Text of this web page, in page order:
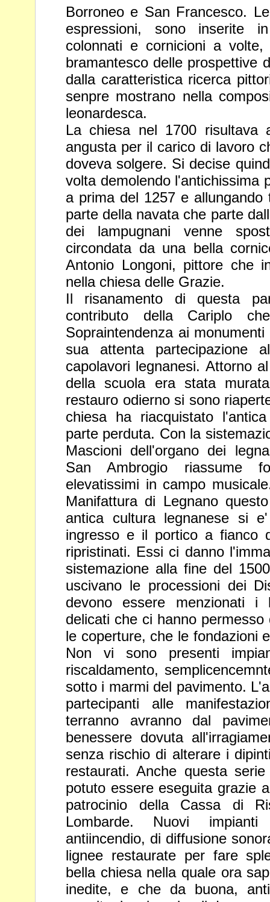
Borroneo e San Francesco.
espressioni, sono inserite
colonnati e cornicioni a
bramantesco delle prospettive
dalla caratteristica ricerca
senpre mostrano nella
leonardesca.
La chiesa nel 1700 risultava
angusta per il carico di lavoro
doveva solgere. Si decise
volta demolendo l'antichissima
a prima del 1257 e
parte della navata che parte
dei lampugnani venne
circondata da una bella
Antonio Longoni, pittore che
nella chiesa delle Grazie.
Il risanamento di questa
contributo della Cariplo
Sopraintendenza ai
sua attenta partecipazione
capolavori legnanesi. Attorno
della scuola era stata
restauro odierno si sono
chiesa ha riacquistato
parte perduta. Con la
Mascioni dell'organo dei
San Ambrogio riassume
elevatissimi in campo
Manifattura di Legnano
antica cultura legnanese si
ingresso e il portico a fianco
ripristinati. Essi ci danno
sistemazione alla fine del
uscivano le processioni dei
devono essere menzionati i
delicati che ci hanno
le coperture, che le fondazioni
Non vi sono presenti
riscaldamento,
sotto i marmi del pavimento.
partecipanti alle
terranno avranno dal
benessere dovuta
senza rischio di alterare i
restaurati. Anche questa
potuto essere eseguita grazie
patrocinio della Cassa di
Lombarde. Nuovi
antiincendio, di diffusione
lignee restaurate per fare
bella chiesa nella quale ora
inedite, e che da buona,